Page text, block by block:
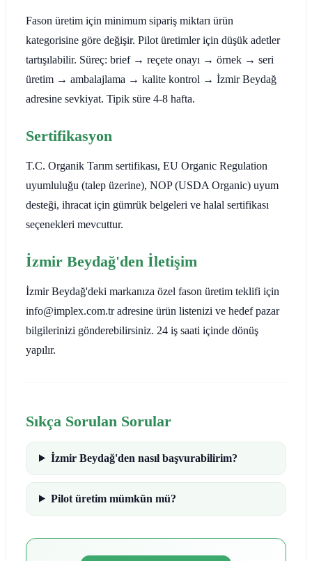
Fason üretim için minimum sipariş miktarı ürün
kategorisine göre değişir. Pilot üretimler için düşük adetler
tartışılabilir. Süreç: brief → reçete onayı → örnek → seri
üretim → ambalajlama → kalite kontrol → İzmir Beydağ
adresine sevkiyat. Tipik süre 4-8 hafta.
Sertifikasyon
T.C. Organik Tarım sertifikası, EU Organic Regulation
uyumluluğu (talep üzerine), NOP (USDA Organic) uyum
desteği, ihracat için gümrük belgeleri ve halal sertifikası
seçenekleri mevcuttur.
İzmir Beydağ'den İletişim
İzmir Beydağ'deki markanıza özel fason üretim teklifi için
info@implex.com.tr adresine ürün listenizi ve hedef pazar
bilgilerinizi gönderebilirsiniz. 24 iş saati içinde dönüş
yapılır.
Sıkça Sorulan Sorular
İzmir Beydağ'den nasıl başvurabilirim?
Pilot üretim mümkün mü?